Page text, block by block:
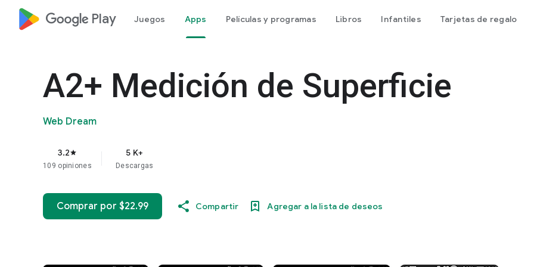
google_logo Play Juegos Apps Películas y programas Libros Infantiles Tarjetas de regalo
A2+ Medición de Superficie
Web Dream
3.2star
109 opiniones
5 K+
Descargas
Comprar por $22.99 Compartir Agregar a la lista de deseos